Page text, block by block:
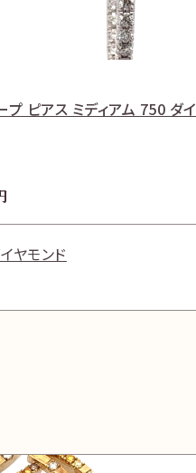
プ ピアス ミディアム 750 ダイ
ヤモンド